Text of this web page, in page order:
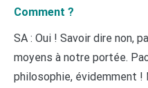
Comment ?
SA : Oui ! Savoir dire non,
moyens à notre portée.
philosophie, évidemment